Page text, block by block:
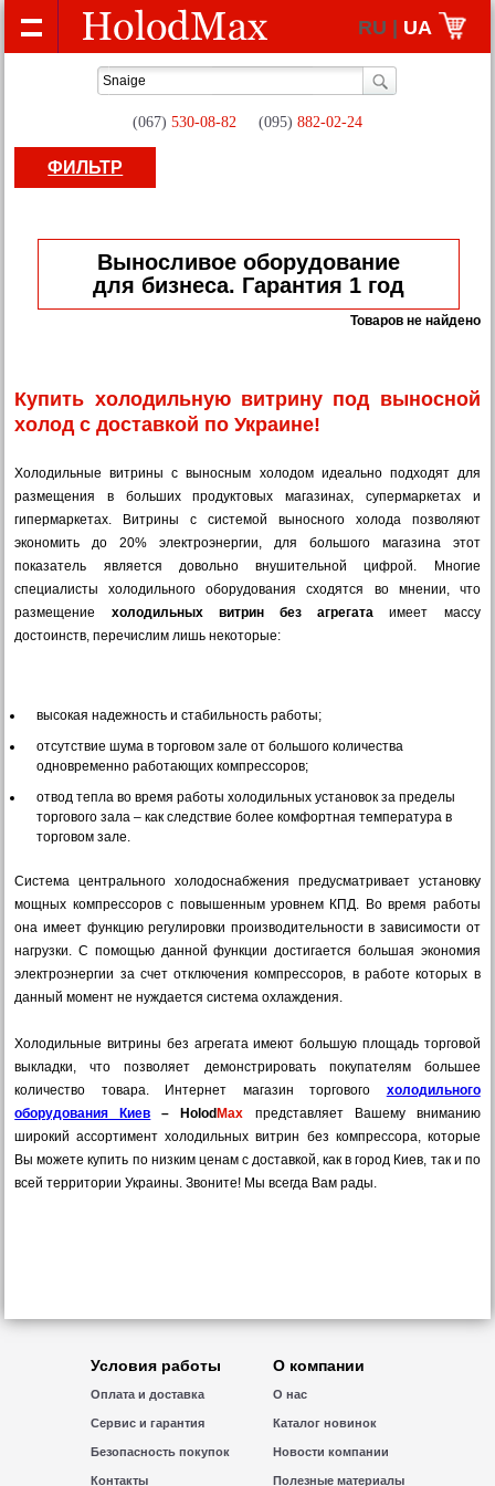
RU | UA
(067) 530-08-82 (095) 882-02-24
ФИЛЬТР
Выносливое оборудование
для бизнеса. Гарантия 1 год
Товаров не найдено
Купить холодильную витрину под выносной
холод с доставкой по Украине!
Холодильные витрины с выносным холодом идеально подходят для
размещения в больших продуктовых магазинах, супермаркетах и
гипермаркетах. Витрины с системой выносного холода
позволяют
экономить до 20% электроэнергии, для большого магазина этот
показатель является довольно внушительной цифрой. Многие
специалисты холодильного оборудования сходятся во мнении, что
размещение холодильных витрин без агрегата имеет массу
достоинств, перечислим лишь некоторые:
высокая надежность и стабильность работы;
отсутствие шума в торговом зале от большого количества
одновременно работающих компрессоров;
отвод тепла во время работы холодильных установок за пределы
торгового зала – как следствие более комфортная температура в
торговом зале.
Система центрального холодоснабжения предусматривает установку
мощных компрессоров с повышенным уровнем КПД. Во время работы
она имеет функцию регулировки производительности в зависимости от
нагрузки. С помощью данной функции достигается большая экономия
электроэнергии за счет отключения компрессоров, в работе которых в
данный момент не нуждается система охлаждения.
Холодильные витрины без агрегата имеют большую площадь торговой
выкладки, что позволяет демонстрировать покупателям большее
количество товара. Интернет магазин торгового холодильного
оборудования Киев – Holod Max представляет Вашему вниманию
широкий ассортимент холодильных витрин без компрессора, которые
Вы можете купить по низким ценам с доставкой, как в город Киев, так и по
всей территории Украины. Звоните! Мы всегда Вам рады.
Условия работы
Оплата и доставка
Сервис и гарантия
Безопасность покупок
Контакты
О компании
О нас
Каталог новинок
Новости компании
Полезные материалы